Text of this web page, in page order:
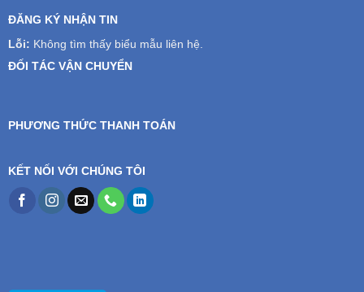
ĐĂNG KÝ NHẬN TIN
Lỗi: Không tìm thấy biểu mẫu liên hệ.
ĐỐI TÁC VẬN CHUYỂN
PHƯƠNG THỨC THANH TOÁN
KẾT NỐI VỚI CHÚNG TÔI